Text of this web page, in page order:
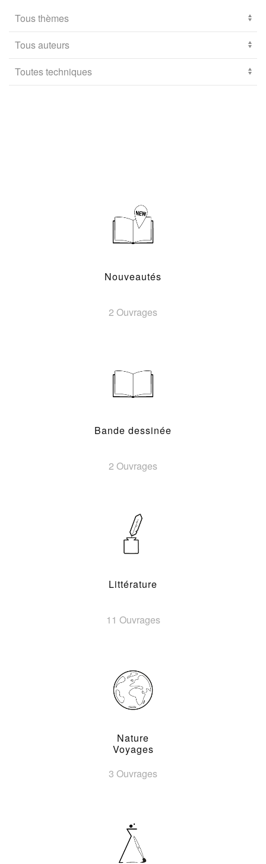
Nouveautés
2 Ouvrages
Bande dessinée
2 Ouvrages
Littérature
11 Ouvrages
Nature
Voyages
3 Ouvrages